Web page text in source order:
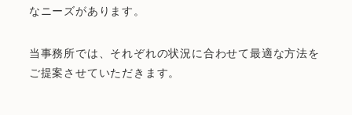
なニーズがあります。
当事務所では、それぞれの状況に合わせて最適な方法を
ご提案させていただきます。